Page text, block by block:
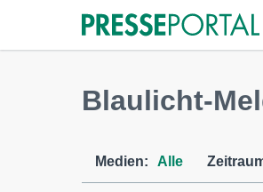
Blaulicht-
Medien: Alle